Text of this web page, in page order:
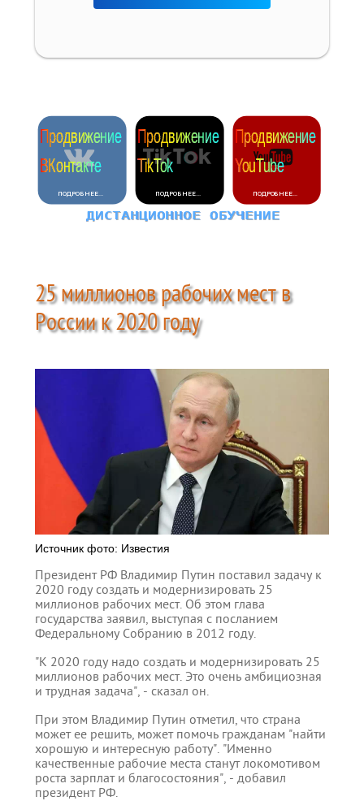
25 миллионов рабочих мест в
России к 2020 году
Источник фото: Известия
Президент РФ Владимир Путин поставил задачу к
2020 году создать и модернизировать 25
миллионов рабочих мест. Об этом глава
государства заявил, выступая с посланием
Федеральному Собранию в 2012 году.
"К 2020 году надо создать и модернизировать 25
миллионов рабочих мест. Это очень амбициозная
и трудная задача", - сказал он.
При этом Владимир Путин отметил, что страна
может ее решить, может помочь гражданам "найти
хорошую и интересную работу". "Именно
качественные рабочие места станут локомотивом
роста зарплат и благосостояния", - добавил
президент РФ.